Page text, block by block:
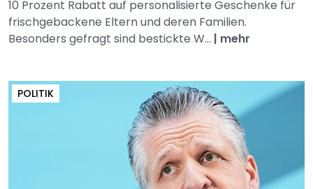
10 Prozent Rabatt auf personalisierte Geschenke für
frischgebackene Eltern und deren Familien.
Besonders gefragt sind bestickte W... | mehr
POLITIK